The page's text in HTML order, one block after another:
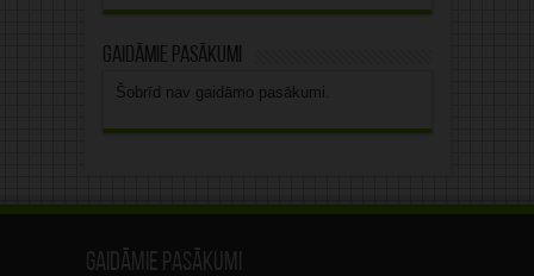
Gaidāmie pasākumi
Šobrīd nav gaidāmo pasākumi.
Gaidāmie pasākumi